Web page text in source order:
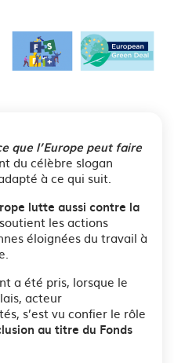
que l’Europe peut faire
du célèbre slogan
à ce qui suit.
lutte aussi contre la
les actions
éloignées du travail à
a été pris, lorsque le
acteur
s’est vu confier le rôle
au titre du Fonds